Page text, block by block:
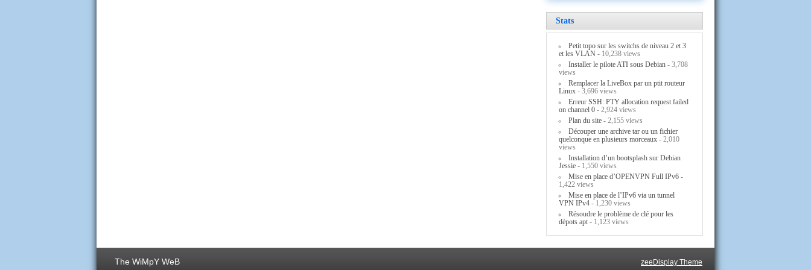
Stats
Petit topo sur les switchs de niveau 2 et 3
et les VLAN - 10,238 views
Installer le pilote ATI sous Debian- 3,708
views
Remplacer la LiveBox par un ptit routeur
Linux - 3,696 views
Erreur SSH: PTY allocation request failed
on channel 0 - 2,924 views
Plan du site- 2,155 views
Découper une archive tar ou un fichier
quelconque en plusieurs morceaux - 2,010
views
Installation d’un bootsplash sur Debian
Jessie - 1,550 views
Mise en place d’OPENVPN Full IPv6-
1,422 views
Mise en place de l’IPv6 via un tunnel
VPN IPv4 - 1,230 views
Résoudre le problème de clé pour les
dépots apt - 1,123 views
The WiMpY WeB zeeDisplay Theme